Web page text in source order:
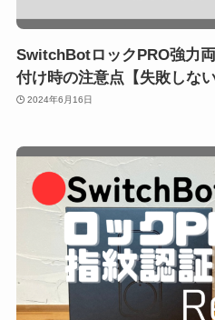
SwitchBotロックPRO強力
付け時の注意点【失敗しない
2024年6月16日